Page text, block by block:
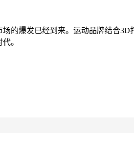
的爆发已经到来。运动品牌结合
。